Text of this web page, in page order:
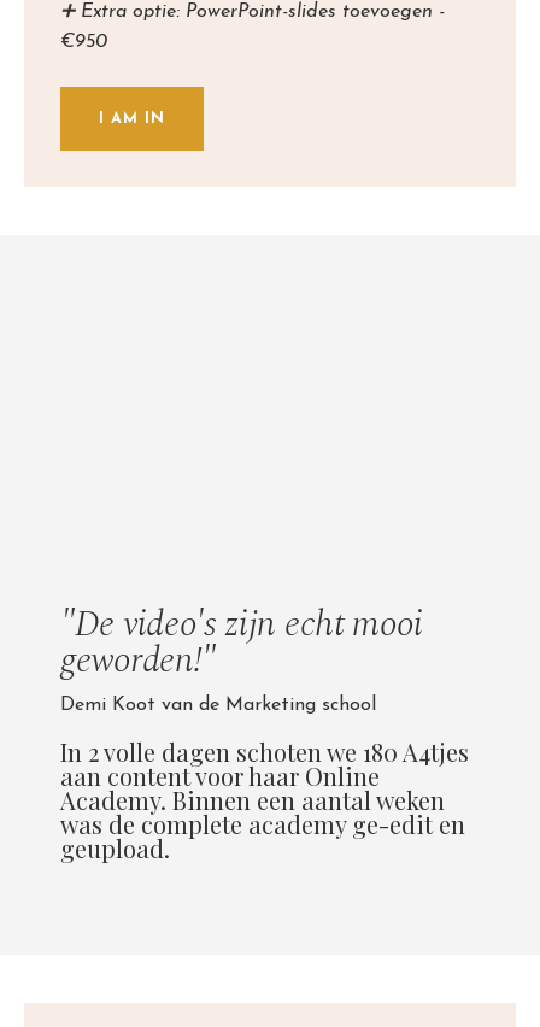
➕ Extra optie: PowerPoint-slides toevoegen -
€950
I AM IN
"De video's zijn echt mooi
geworden!"
Demi Koot van de Marketing school
In 2 volle dagen schoten we 180 A4tjes
aan content voor haar Online
Academy. Binnen een aantal weken
was de complete academy ge-edit en
geupload.